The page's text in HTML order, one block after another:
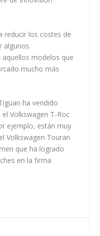
reducir los costes de
algunos
modelos que
mucho más
ha vendido
Volkswagen T-Roc
ejemplo, están muy
Volkswagen Touran
que ha logrado
en la firma